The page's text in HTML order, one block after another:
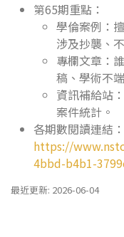
第65期重點：
學倫案例：
涉及抄襲、
專欄文章：
稿、學術不
資訊補給站
案件統計。
各期數閱讀連結：
https://
4bbd-b4b1-
最近更新: 2026-06-04